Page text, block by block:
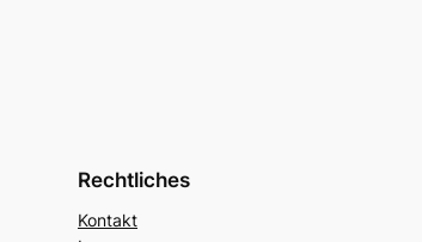
Rechtliches
Kontakt